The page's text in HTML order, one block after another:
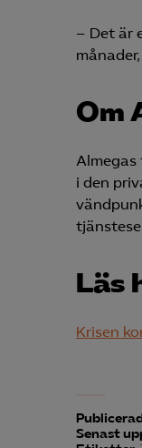
– Det är
Om
i den
Läs
Krisen
Senast